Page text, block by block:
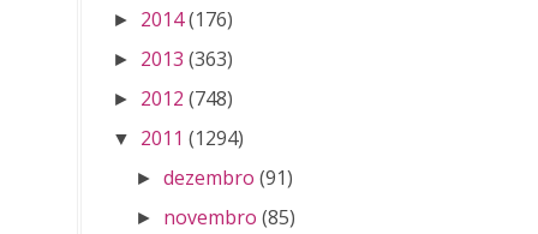
► 2014(176)
► 2013 (363)
► 2012 (748)
▼ 2011 (1294)
►dezembro (91)
► novembro (85)